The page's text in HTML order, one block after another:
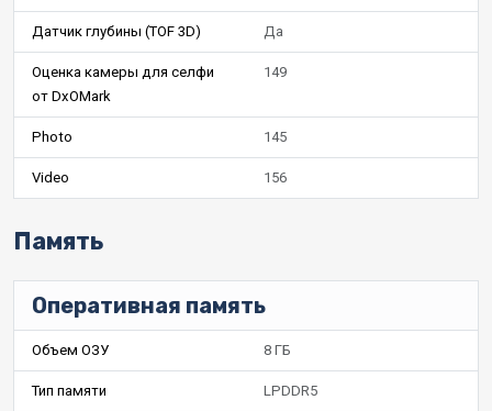
Датчик глубины (TOF 3D) Да
Оценка камеры для селфи
от DxOMark
149
Photo 145
Video 156
Память
Оперативная память
Объем ОЗУ 8 ГБ
Тип памяти LPDDR5